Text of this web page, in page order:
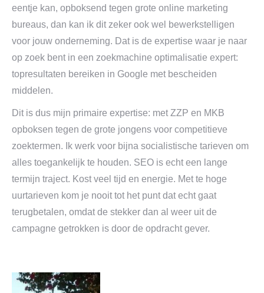
eentje kan, opboksend tegen grote online marketing
bureaus, dan kan ik dit zeker ook wel bewerkstelligen
voor jouw onderneming. Dat is de expertise waar je naar
op zoek bent in een zoekmachine optimalisatie expert:
topresultaten bereiken in Google met bescheiden
middelen.
Dit is dus mijn primaire expertise: met ZZP en MKB
opboksen tegen de grote jongens voor competitieve
zoektermen. Ik werk voor bijna socialistische tarieven om
alles toegankelijk te houden. SEO is echt een lange
termijn traject. Kost veel tijd en energie. Met te hoge
uurtarieven kom je nooit tot het punt dat echt gaat
terugbetalen, omdat de stekker dan al weer uit de
campagne getrokken is door de opdracht gever.